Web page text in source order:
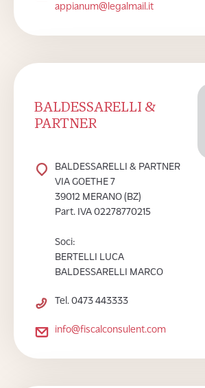
appianum@legalmail.it
BALDESSARELLI &
PARTNER
BALDESSARELLI & PARTNER
VIA GOETHE 7
39012 MERANO (BZ)
Part. IVA 02278770215
Soci:
BERTELLI LUCA
BALDESSARELLI MARCO
Tel. 0473 443333
info@fiscalconsulent.com